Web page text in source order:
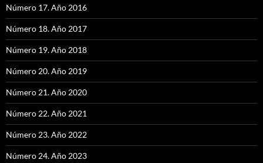
Número 17. Año 2016
Número 18. Año 2017
Número 19. Año 2018
Número 20. Año 2019
Número 21. Año 2020
Número 22. Año 2021
Número 23. Año 2022
Número 24. Año 2023